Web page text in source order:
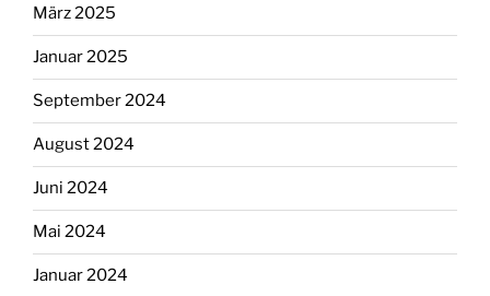
März 2025
Januar 2025
September 2024
August 2024
Juni 2024
Mai 2024
Januar 2024